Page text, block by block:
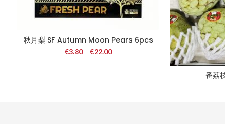
秋月梨 SF Autumn Moon Pears 6pcs
(Box)
€3.80–€22.00
番荔